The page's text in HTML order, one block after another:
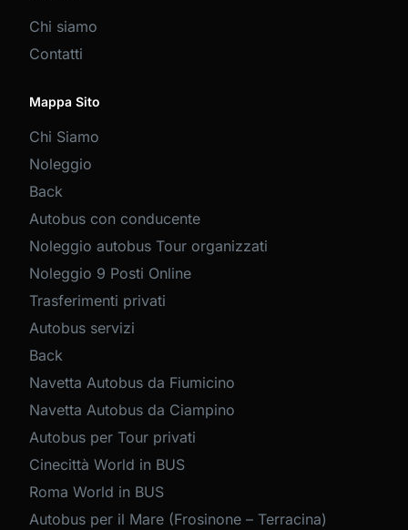
Chi siamo
Contatti
Mappa Sito
Chi Siamo
Noleggio
Back
Autobus con conducente
Noleggio autobus Tour organizzati
Noleggio 9 Posti Online
Trasferimenti privati
Autobus servizi
Back
Navetta Autobus da Fiumicino
Navetta Autobus da Ciampino
Autobus per Tour privati
Cinecittà World in BUS
Roma World in BUS
Autobus per il Mare (Frosinone – Terracina)